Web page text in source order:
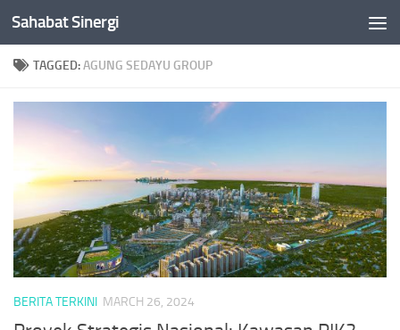
Skip to content
Sahabat Sinergi
TAGGED:AGUNG SEDAYU GROUP
BERITA TERKINI MARCH 26, 2024